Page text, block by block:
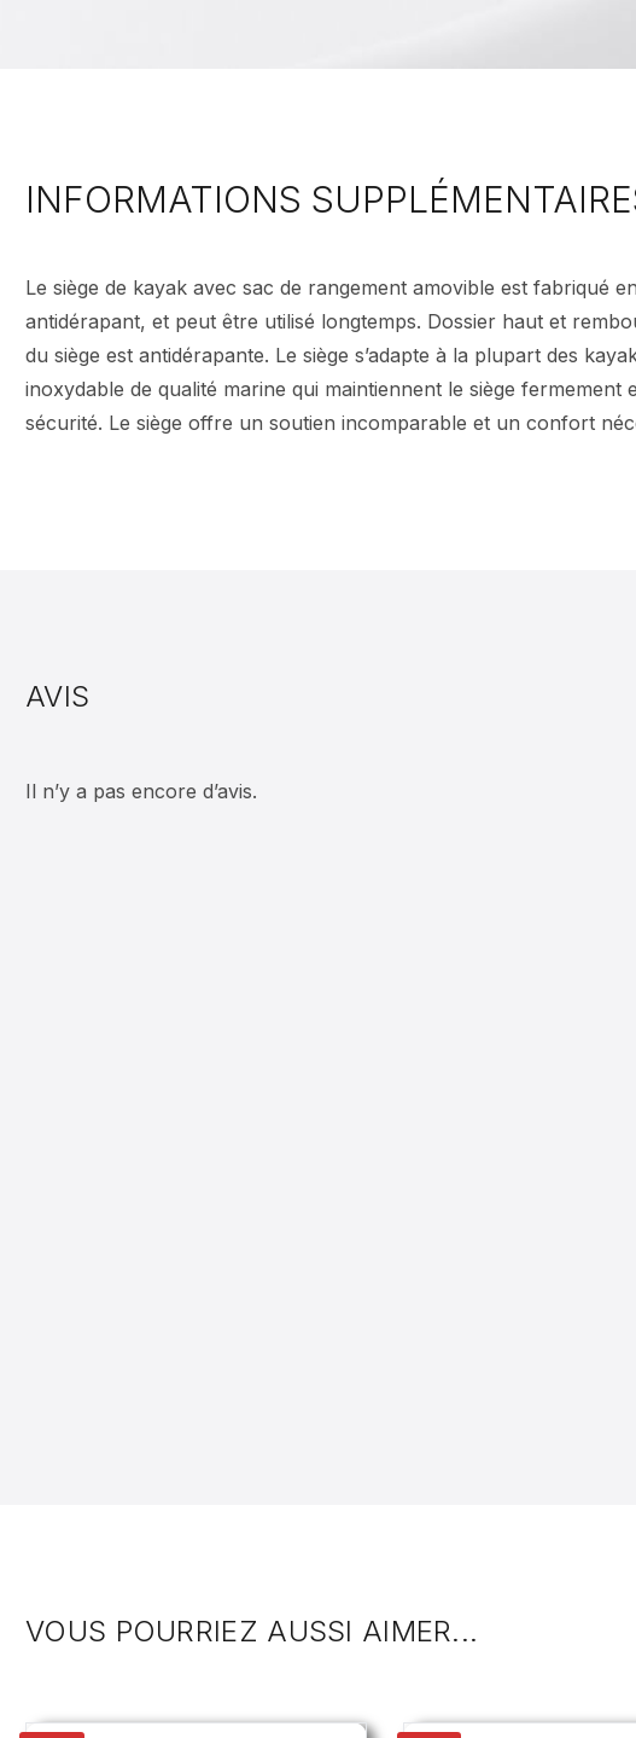
INFORMATIONS
Le siège de kayak avec sac de rangement amovible est fabriqué
antidérapant, et peut être utilisé longtemps. Dossier haut et
du siège est antidérapante. Le siège s’adapte à la plupart des
inoxydable de qualité marine qui maintiennent le siège
sécurité. Le siège offre un soutien incomparable et un confort
AVIS
Il n’y a pas encore d’avis.
VOUS POURRIEZ AUSSI AIMER...